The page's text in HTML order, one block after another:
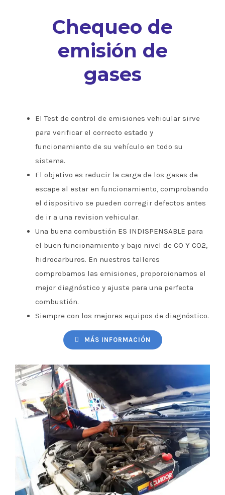
Chequeo de
emisión de
gases
El Test de control de emisiones vehicular sirve
para verificar el correcto estado y
funcionamiento de su vehículo en todo su
sistema.
El objetivo es reducir la carga de los gases de
escape al estar en funcionamiento, comprobando
el dispositivo se pueden corregir defectos antes
de ir a una revision vehicular.
Una buena combustión ES INDISPENSABLE para
el buen funcionamiento y bajo nivel de CO Y CO2,
hidrocarburos. En nuestros talleres
comprobamos las emisiones, proporcionamos el
mejor diagnóstico y ajuste para una perfecta
combustión.
Siempre con los mejores equipos de diagnóstico.
MÁS INFORMACIÓN